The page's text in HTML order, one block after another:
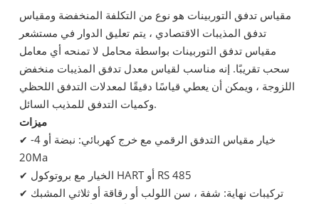
مقياس تدفق التوربينات هو نوع من التكلفة المنخفضة ومقياس
تدفق المذيبات الاقتصادي ، يتم تعليق الدوار في مستشعر
مقياس تدفق التوربينات بواسطة محامل لا تمنحه أي معامل
سحب تقريبًا. إنه مناسب لقياس معدل تدفق المذيبات منخفض
اللزوجة ، ويمكن أن يعطي قياسًا دقيقًا لمعدلات التدفق اللحظي
وكميات التدفق للمذيب السائل.
ميزات
✔
20Ma
✔ الخيار مع بروتوكول HART أو RS 485
✔ تركيبات نهاية: شفة ، سن اللولب أو رقاقة أو ثلاثي المشبك